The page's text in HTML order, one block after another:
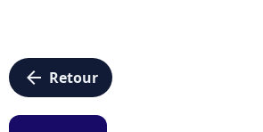
arrow_left Retour